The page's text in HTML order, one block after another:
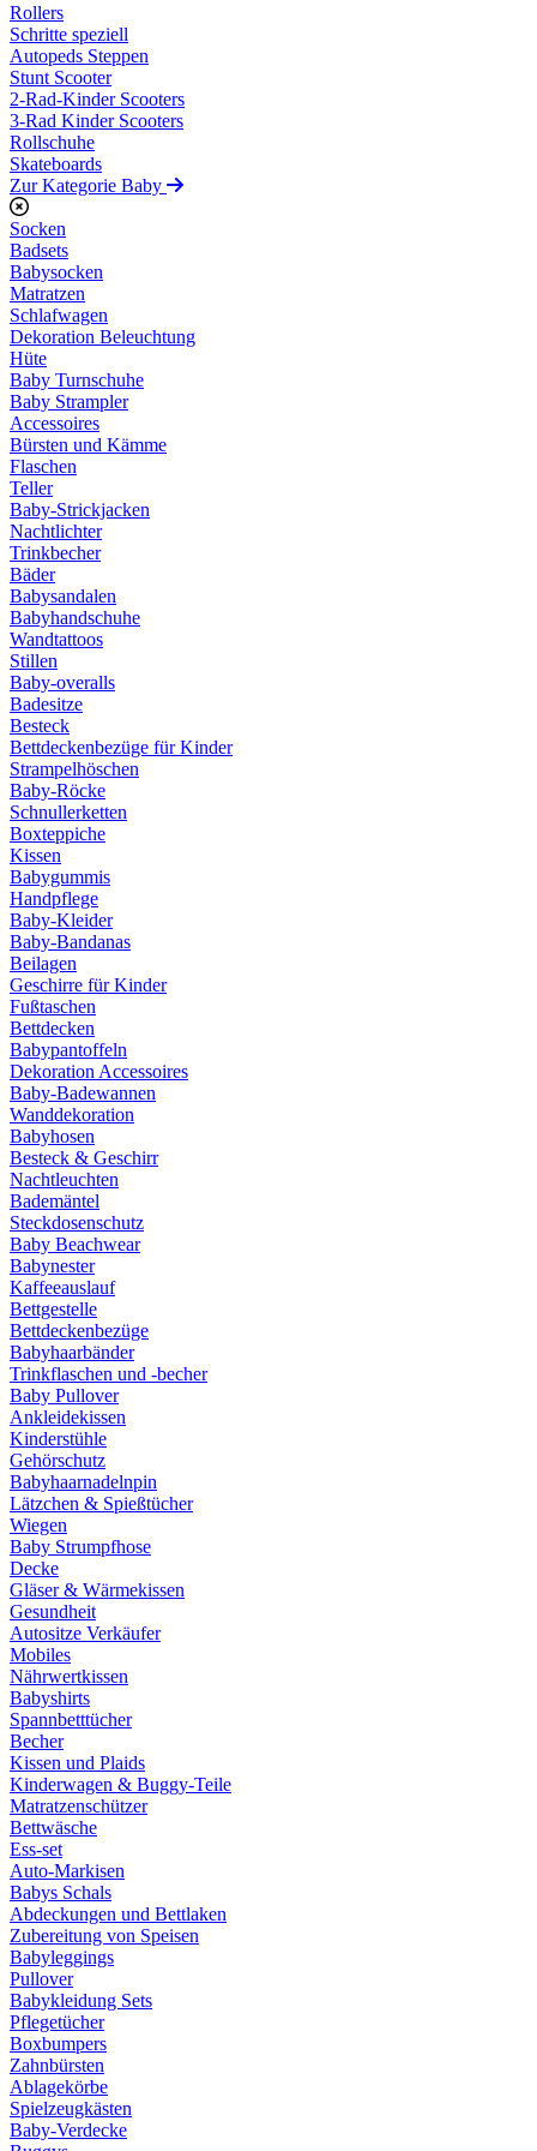
Rollers
Schritte speziell
Autopeds Steppen
Stunt Scooter
2-Rad-Kinder Scooters
3-Rad Kinder Scooters
Rollschuhe
Skateboards
Zur Kategorie Baby
Socken
Badsets
Babysocken
Matratzen
Schlafwagen
Dekoration Beleuchtung
Hüte
Baby Turnschuhe
Baby Strampler
Accessoires
Bürsten und Kämme
Flaschen
Teller
Baby-Strickjacken
Nachtlichter
Trinkbecher
Bäder
Babysandalen
Babyhandschuhe
Wandtattoos
Stillen
Baby-overalls
Badesitze
Besteck
Bettdeckenbezüge für Kinder
Strampelhöschen
Baby-Röcke
Schnullerketten
Boxteppiche
Kissen
Babygummis
Handpflege
Baby-Kleider
Baby-Bandanas
Beilagen
Geschirre für Kinder
Fußtaschen
Bettdecken
Babypantoffeln
Dekoration Accessoires
Baby-Badewannen
Wanddekoration
Babyhosen
Besteck & Geschirr
Nachtleuchten
Bademäntel
Steckdosenschutz
Baby Beachwear
Babynester
Kaffeeauslauf
Bettgestelle
Bettdeckenbezüge
Babyhaarbänder
Trinkflaschen und -becher
Baby Pullover
Ankleidekissen
Kinderstühle
Gehörschutz
Babyhaarnadelnpin
Lätzchen & Spießtücher
Wiegen
Baby Strumpfhose
Decke
Gläser & Wärmekissen
Gesundheit
Autositze Verkäufer
Mobiles
Nährwertkissen
Babyshirts
Spannbetttücher
Becher
Kissen und Plaids
Kinderwagen & Buggy-Teile
Matratzenschützer
Bettwäsche
Ess-set
Auto-Markisen
Babys Schals
Abdeckungen und Bettlaken
Zubereitung von Speisen
Babyleggings
Pullover
Babykleidung Sets
Pflegetücher
Boxbumpers
Zahnbürsten
Ablagekörbe
Spielzeugkästen
Baby-Verdecke